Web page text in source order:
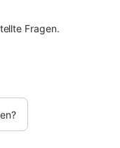
Fragen.